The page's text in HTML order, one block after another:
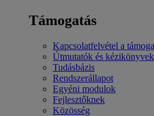
Támogatás
Kapcsolatfelvétel a
Útmutatók és kézikönyvek
Tudásbázis
Rendszerállapot
Egyéni modulok
Fejlesztőknek
Közösség